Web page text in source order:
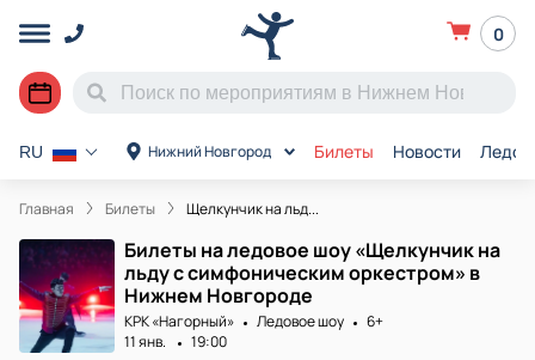
0
Нижний Новгород Билеты Новости
RU
Главная Билеты Щелкунчик на льд...
Билеты на ледовое шоу «Щелкунчик на
льду с симфоническим оркестром» в
Нижнем Новгороде
КРК «Нагорный» Ледовое шоу
6+
11 янв.
19:00